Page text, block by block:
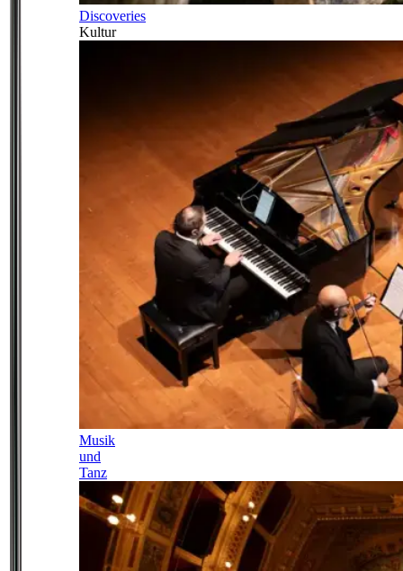
Discoveries
Kultur
Musik
und
Tanz